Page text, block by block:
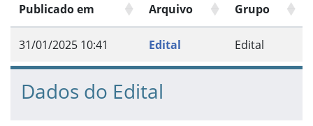
Publicado em Arquivo Grupo
31/01/2025 10:41 Edital Edital
Dados do Edital